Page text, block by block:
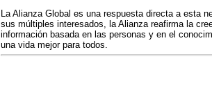
La Alianza Global es una respuesta directa a esta
sus múltiples interesados, la Alianza reafirma la
información basada en las personas y en el
una vida mejor para todos.